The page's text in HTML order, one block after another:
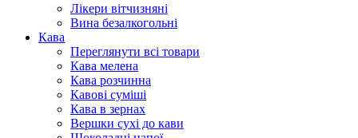
Лікери вітчизняні
Вина безалкогольні
Кава
Переглянути всі товари
Кава мелена
Кава розчинна
Кавові суміші
Кава в зернах
Вершки сухі до кави